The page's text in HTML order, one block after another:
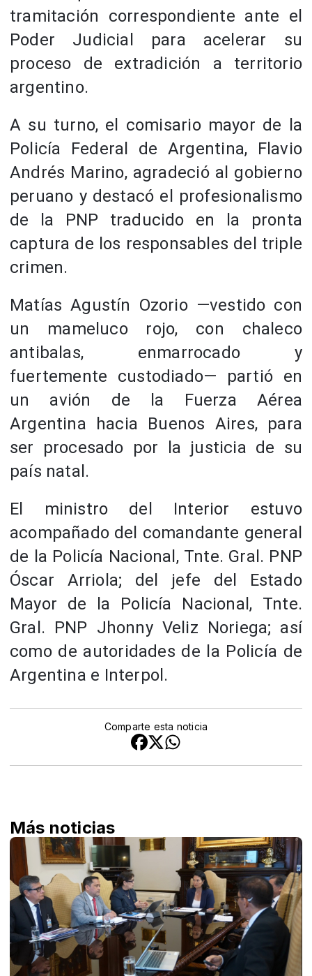
tramitación correspondiente ante el
Poder Judicial para acelerar su
proceso de extradición a territorio
argentino.
A su turno, el comisario mayor de la
Policía Federal de Argentina, Flavio
Andrés Marino, agradeció al gobierno
peruano y destacó el profesionalismo
de la PNP traducido en la pronta
captura de los responsables del triple
crimen.
Matías Agustín Ozorio ―vestido con
un mameluco rojo, con chaleco
antibalas, enmarrocado y
fuertemente custodiado― partió en
un avión de la Fuerza Aérea
Argentina hacia Buenos Aires, para
ser procesado por la justicia de su
país natal.
El ministro del Interior estuvo
acompañado del comandante general
de la Policía Nacional, Tnte. Gral. PNP
Óscar Arriola; del jefe del Estado
Mayor de la Policía Nacional, Tnte.
Gral. PNP Jhonny Veliz Noriega; así
como de autoridades de la Policía de
Argentina e Interpol.
Comparte esta noticia
Más noticias